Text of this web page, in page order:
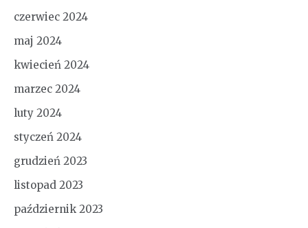
czerwiec 2024
maj 2024
kwiecień 2024
marzec 2024
luty 2024
styczeń 2024
grudzień 2023
listopad 2023
październik 2023